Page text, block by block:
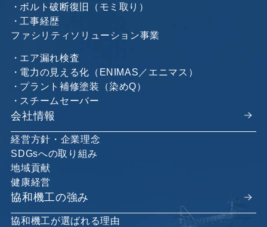
ボルト破断復旧（モミ取り）
工事経歴
ファシリティソリューション事業
エア漏れ検査
電力の見える化（ENIMAS／エニマス）
プラント補修塗装（染めQ）
スチームセーバー
会社情報
経営方針・企業理念
SDGsへの取り組み
地域貢献
健康経営
協和機工の強み
協和機工が選ばれる理由